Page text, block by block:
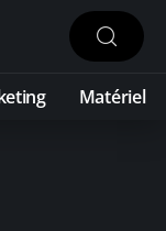
Matériel